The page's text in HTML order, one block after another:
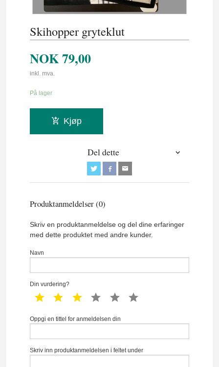
Skihopper gryteklut
NOK79,00
inkl. mva.
På lager
Kjøp
Del dette
Produktanmeldelser (0)
Skriv en produktanmeldelse og del dine erfaringer
med dette produktet med andre kunder.
Navn
Din vurdering?
1 star 2 star 3 star 4 star 5 star
Oppgi en tittel for anmeldelsen din
Skriv inn produktanmeldelsen i feltet under